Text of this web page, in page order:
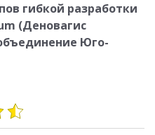
гибкой разработки
(Деновагис
Юго-